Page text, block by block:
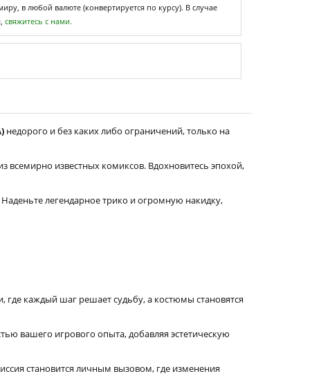
в любой валюте (конвертируется по курсу). В случае
свяжитесь с нами.
недорого и без каких либо ограничений, только на
всемирно известных комиксов. Вдохновитесь эпохой,
легендарное трико и огромную накидку,
каждый шаг решает судьбу, а костюмы становятся
вашего игрового опыта, добавляя эстетическую
становится личным вызовом, где изменения